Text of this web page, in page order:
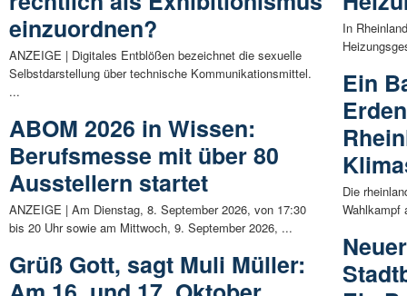
einzuordnen?
ANZEIGE | Digitales Entblößen bezeichnet die sexuelle
Selbstdarstellung über technische Kommunikationsmittel.
...
ABOM 2026 in Wissen:
Berufsmesse mit über 80
Ausstellern startet
ANZEIGE | Am Dienstag, 8. September 2026, von 17:30
bis 20 Uhr sowie am Mittwoch, 9. September 2026, ...
Grüß Gott, sagt Muli Müller:
In
Ein
Die
Wahlkampf